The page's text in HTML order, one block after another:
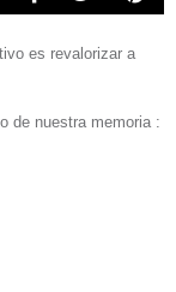
es revalorizar a
de nuestra memoria :